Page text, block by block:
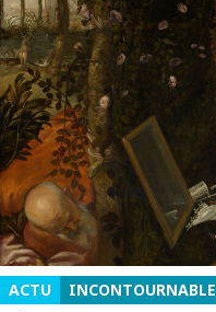
ACTU INCONTOURNABLE